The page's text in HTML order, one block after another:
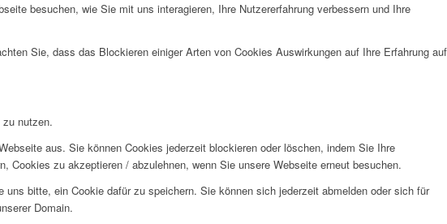
besuchen, wie Sie mit uns interagieren, Ihre Nutzererfahrung verbessern und Ihre
Sie, dass das Blockieren einiger Arten von Cookies Auswirkungen auf Ihre Erfahrung auf
nutzen.
aus. Sie können Cookies jederzeit blockieren oder löschen, indem Sie Ihre
Cookies zu akzeptieren / abzulehnen, wenn Sie unsere Webseite erneut besuchen.
bitte, ein Cookie dafür zu speichern. Sie können sich jederzeit abmelden oder sich für
Domain.